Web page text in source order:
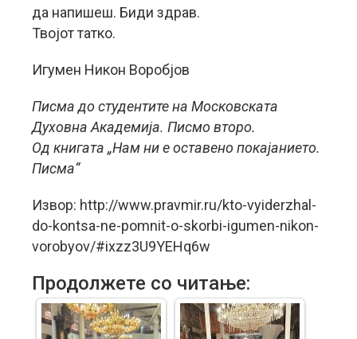
да напишеш. Биди здрав.
Твојот татко.
Игумен Никон Воробјов
Писма до студентите на Московската
Духовна Академија. Писмо второ.
Од книгата „Нам ни е оставено покајанието.
Писма“
Извор: http://www.pravmir.ru/kto-vyiderzhal-
do-kontsa-ne-pomnit-o-skorbi-igumen-nikon-
vorobyov/#ixzz3U9YEHq6w
Продолжете со читање: